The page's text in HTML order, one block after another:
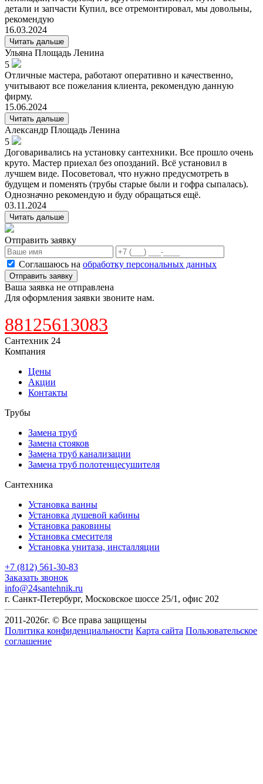
детали и запчасти Купил, все отремонтировал, мы довольны,
рекомендую
16.03.2024
Читать дальше
Ульяна Площадь Ленина
5
Отличные мастера, работают оперативно и качественно,
учитывают все пожелания клиента, рекомендую данную
фирму.
15.06.2024
Читать дальше
Александр Площадь Ленина
5
Договаривались на установку сантехники. Все прошло очень
круто. Мастер приехал без опозданий. Всё установил в
лучшем виде. Посоветовал, что нужно предусмотреть в
будущем и поменять (трубы старые были и гофра сыпалась).
Однозначно рекомендую и буду обращаться ещё.
03.11.2024
Читать дальше
Отправить заявку
Соглашаюсь на обработку персональных данных
Отправить заявку
Ваша заявка не отправлена
Для оформления заявки звоните нам.
88125613083
Сантехник 24
Компания
Цены
Акции
Контакты
Трубы
Замена труб
Замена стояков
Замена труб канализации
Замена труб полотенцесушителя
Сантехника
Установка ванны
Установка душевой кабины
Установка раковины
Установка смесителя
Установка унитаза, инсталляции
+7 (812) 561-30-83
Заказать звонок
info@24santehnik.ru
г. Санкт-Петербург, Московское шоссе 25/1, офис 202
2011-2026г. © Все права защищены
Политика конфиденциальности Карта сайта Пользовательское
соглашение